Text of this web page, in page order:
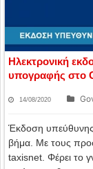
Ηλεκτρονική
υπογραφής στο
14/08/2020
Έκδοση
βήμα. Με τους
taxisnet. Φέρει το